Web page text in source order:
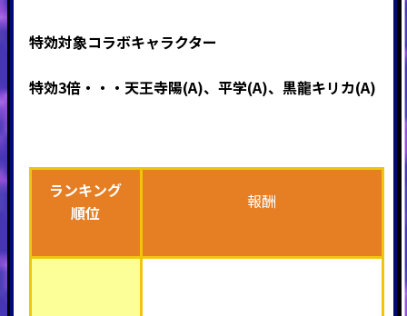
特効対象コラボキャラクター
特効3倍・・・天王寺陽(A)、平学(A)、黒龍キリカ(A)
ランキング
順位
報酬